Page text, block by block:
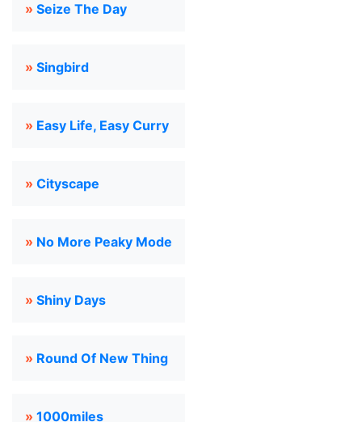
» Seize The Day
» Singbird
» Easy Life, Easy Curry
» Cityscape
» No More Peaky Mode
» Shiny Days
» Round Of New Thing
» 1000miles